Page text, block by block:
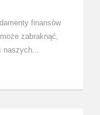
finansów
zabraknąć,